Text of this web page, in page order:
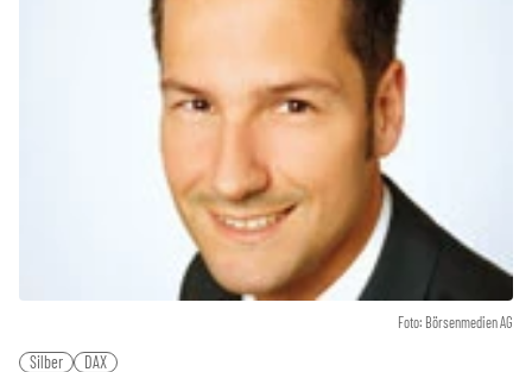
Foto: Börsenmedien AG
Silber DAX